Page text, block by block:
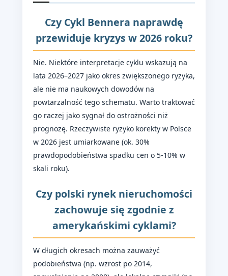
Czy Cykl Bennera naprawdę
przewiduje kryzys w 2026 roku?
Nie. Niektóre interpretacje cyklu wskazują na
lata 2026–2027 jako okres zwiększonego ryzyka,
ale nie ma naukowych dowodów na
powtarzalność tego schematu. Warto traktować
go raczej jako sygnał do ostrożności niż
prognozę. Rzeczywiste ryzyko korekty w Polsce
w 2026 jest umiarkowane (ok. 30%
prawdopodobieństwa spadku cen o 5-10% w
skali roku).
Czy polski rynek nieruchomości
zachowuje się zgodnie z
amerykańskimi cyklami?
W długich okresach można zauważyć
podobieństwa (np. wzrost po 2014,